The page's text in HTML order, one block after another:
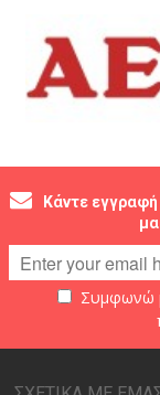
Κάντε
Συμφωνώ